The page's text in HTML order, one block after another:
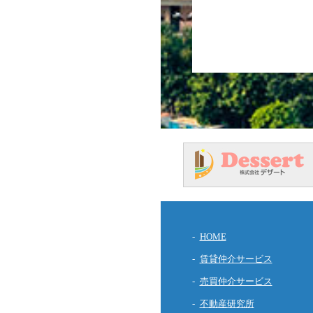
HOME
賃貸仲介サービス
売買仲介サービス
不動産研究所